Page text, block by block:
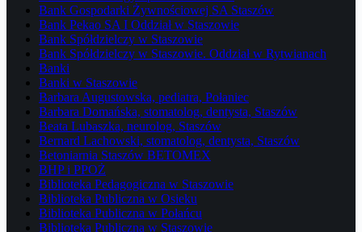
Bank Gospodarki Żywnościowej SA Staszów
Bank Pekao SA I Oddział w Staszowie
Bank Spółdzielczy w Staszowie
Bank Spółdzielczy w Staszowie. Oddział w Rytwianach
Banki
Banki w Staszowie
Barbara Augustowska, pediatra, Połaniec
Barbara Domańska, stomatolog, dentysta, Staszów
Beata Lubaszka, neurolog, Staszów
Bernard Lachowski, stomatolog, dentysta, Staszów
Betoniarnia Staszów BETOMEX
BHP i PPOŻ
Biblioteka Pedagogiczna w Staszowie
Biblioteka Publiczna w Osieku
Biblioteka Publiczna w Połańcu
Biblioteka Publiczna w Staszowie